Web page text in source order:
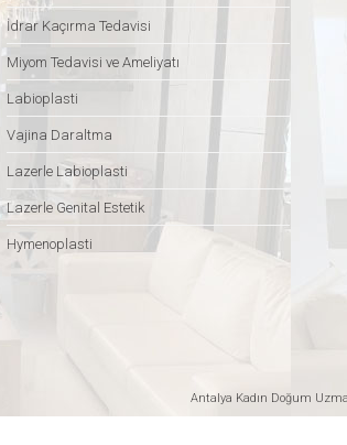
İdrar Kaçırma Tedavisi
Miyom Tedavisi ve Ameliyatı
Labioplasti
Vajina Daraltma
Lazerle Labioplasti
Lazerle Genital Estetik
Hymenoplasti
Antalya Kadın Doğum